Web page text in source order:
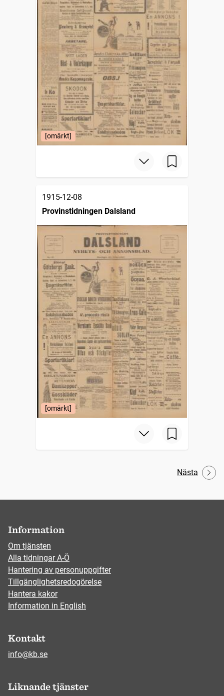
[omärkt]
1915-12-08
Provinstidningen Dalsland
[omärkt]
Nästa
Information
Om tjänsten
Alla tidningar A-Ö
Hantering av personuppgifter
Tillgänglighetsredogörelse
Hantera kakor
Information in English
Kontakt
info@kb.se
Liknande tjänster